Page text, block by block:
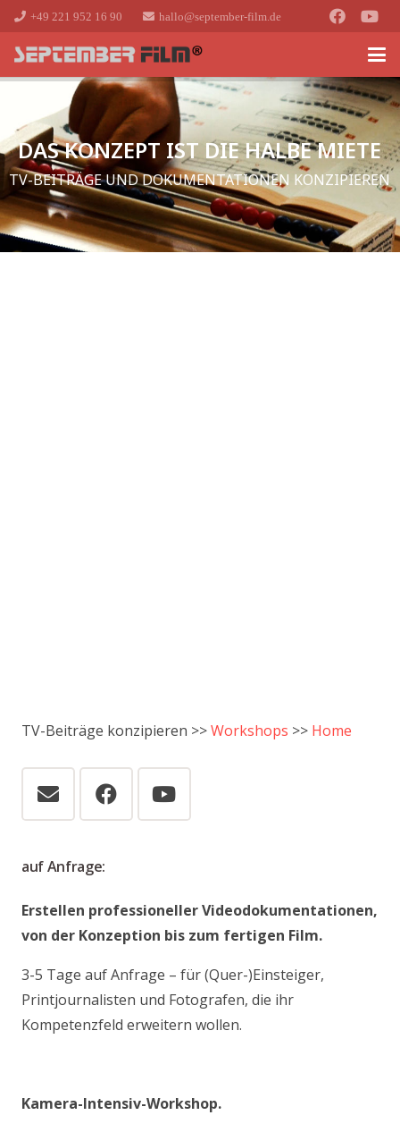
+49 221 952 16 90 hallo@september-film.de
TV-BEITRÄGE UND DOKUMENTATIONEN KONZIPIEREN
DAS KONZEPT IST DIE HALBE MIETE
TV-Beiträge konzipieren >>Workshops >> Home
auf Anfrage:
Erstellen professioneller Videodokumentationen,
von der Konzeption bis zum fertigen Film.
3-5 Tage auf Anfrage – für (Quer-)Einsteiger,
Printjournalisten und Fotografen, die ihr
Kompetenzfeld erweitern wollen.
Kamera-Intensiv-Workshop.